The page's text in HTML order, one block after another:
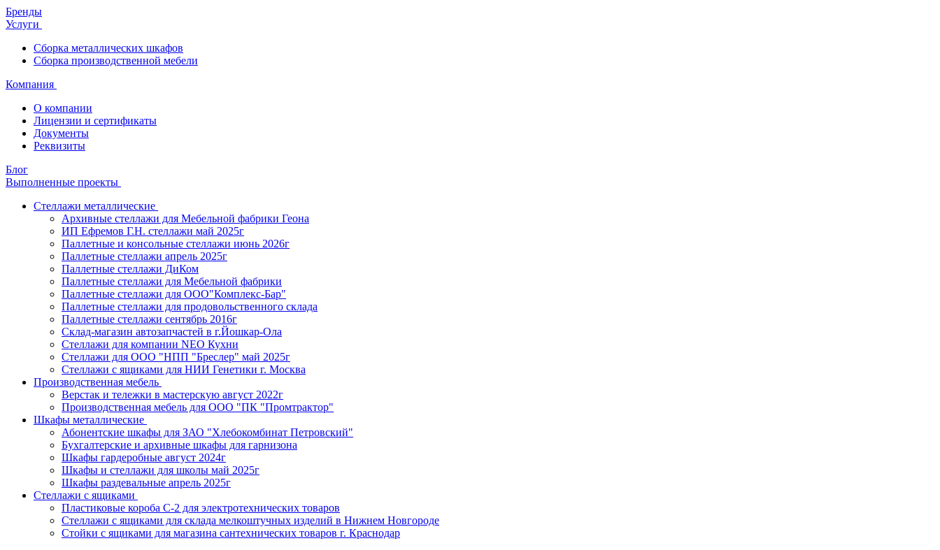
Бренды
Услуги
Сборка металлических шкафов
Сборка производственной мебели
Компания
О компании
Лицензии и сертификаты
Документы
Реквизиты
Блог
Выполненные проекты
Стеллажи металлические
Архивные стеллажи для Мебельной фабрики Геона
ИП Ефремов Г.Н. стеллажи май 2025г
Паллетные и консольные стеллажи июнь 2026г
Паллетные стеллажи апрель 2025г
Паллетные стеллажи ДиКом
Паллетные стеллажи для Мебельной фабрики
Паллетные стеллажи для ООО"Комплекс-Бар"
Паллетные стеллажи для продовольственного склада
Паллетные стеллажи сентябрь 2016г
Склад-магазин автозапчастей в г.Йошкар-Ола
Стеллажи для компании NEO Кухни
Стеллажи для ООО "НПП "Бреслер" май 2025г
Стеллажи с ящиками для НИИ Генетики г. Москва
Производственная мебель
Верстак и тележки в мастерскую август 2022г
Производственная мебель для ООО "ПК "Промтрактор"
Шкафы металлические
Абонентские шкафы для ЗАО "Хлебокомбинат Петровский"
Бухгалтерские и архивные шкафы для гарнизона
Шкафы гардеробные август 2024г
Шкафы и стеллажи для школы май 2025г
Шкафы раздевальные апрель 2025г
Стеллажи с ящиками
Пластиковые короба С-2 для электротехнических товаров
Стеллажи с ящиками для склада мелкоштучных изделий в Нижнем Новгороде
Стойки с ящиками для магазина сантехнических товаров г. Краснодар